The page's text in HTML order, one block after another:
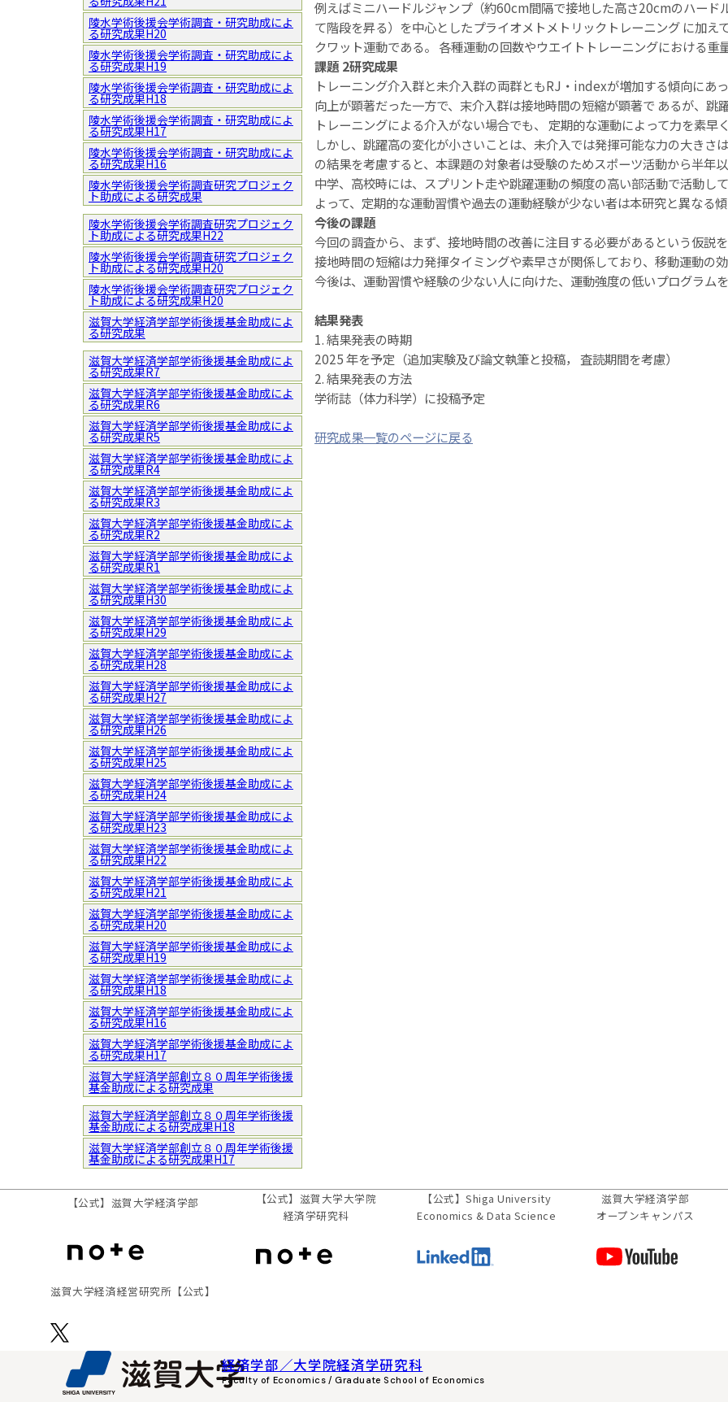
例えばミニハードルジャンプ（約60cm間隔で接地した高さ20cmのハード
て階段を昇る）を中心としたプライオメトメトリックトレーニング に加
クワット運動である。 各種運動の回数やウエイトトレーニングにおける
課題 2研究成果
トレーニング介入群と未介入群の両群ともRJ・indexが増加する傾向にあ
向上が顕著だった一方で、末介入群は接地時間の短縮が顕著で あるが、
トレーニングによる介入がない場合でも、 定期的な運動によって力を素
しかし、跳躍高の変化が小さいことは、未介入では発揮可能な力の大きさ
の結果を考慮すると、本課題の対象者は受験のためスポーツ活動から半年
中学、高校時には、スプリント走や跳躍運動の頻度の高い部活動で活動し
よって、定期的な運動習慣や過去の運動経験が少ない者は本研究と異なる
今後の課題
今回の調査から、まず、接地時間の改善に注目する必要があるという仮説
接地時間の短縮は力発揮タイミングや素早さが関係しており、移動運動の
今後は、運動習慣や経験の少ない人に向けた、運動強度の低いプログラム
結果発表
1. 結果発表の時期
2025 年を予定（追加実験及び論文執筆と投稿， 査読期間を考慮）
2. 結果発表の方法
学術誌（体力科学）に投稿予定
研究成果一覧のページに戻る
陵水学術後援会学術調査・研究助成によ
る研究成果H20
陵水学術後援会学術調査・研究助成によ
る研究成果H19
陵水学術後援会学術調査・研究助成によ
る研究成果H18
陵水学術後援会学術調査・研究助成によ
る研究成果H17
陵水学術後援会学術調査・研究助成によ
る研究成果H16
陵水学術後援会学術調査研究プロジェク
ト助成による研究成果
陵水学術後援会学術調査研究プロジェク
ト助成による研究成果H22
陵水学術後援会学術調査研究プロジェク
ト助成による研究成果H20
陵水学術後援会学術調査研究プロジェク
ト助成による研究成果H20
滋賀大学経済学部学術後援基金助成によ
る研究成果
滋賀大学経済学部学術後援基金助成によ
る研究成果R7
滋賀大学経済学部学術後援基金助成によ
る研究成果R6
滋賀大学経済学部学術後援基金助成によ
る研究成果R5
滋賀大学経済学部学術後援基金助成によ
る研究成果R4
滋賀大学経済学部学術後援基金助成によ
る研究成果R3
滋賀大学経済学部学術後援基金助成によ
る研究成果R2
滋賀大学経済学部学術後援基金助成によ
る研究成果R1
滋賀大学経済学部学術後援基金助成によ
る研究成果H30
滋賀大学経済学部学術後援基金助成によ
る研究成果H29
滋賀大学経済学部学術後援基金助成によ
る研究成果H28
滋賀大学経済学部学術後援基金助成によ
る研究成果H27
滋賀大学経済学部学術後援基金助成によ
る研究成果H26
滋賀大学経済学部学術後援基金助成によ
る研究成果H25
滋賀大学経済学部学術後援基金助成によ
る研究成果H24
滋賀大学経済学部学術後援基金助成によ
る研究成果H23
滋賀大学経済学部学術後援基金助成によ
る研究成果H22
滋賀大学経済学部学術後援基金助成によ
る研究成果H21
滋賀大学経済学部学術後援基金助成によ
る研究成果H20
滋賀大学経済学部学術後援基金助成によ
る研究成果H19
滋賀大学経済学部学術後援基金助成によ
る研究成果H18
滋賀大学経済学部学術後援基金助成によ
る研究成果H16
滋賀大学経済学部学術後援基金助成によ
る研究成果H17
滋賀大学経済学部創立８０周年学術後援
基金助成による研究成果
滋賀大学経済学部創立８０周年学術後援
基金助成による研究成果H18
滋賀大学経済学部創立８０周年学術後援
基金助成による研究成果H17
【公式】 滋賀大学経済学部
【公式】滋賀大学大学院
経済学研究科
【公式】Shiga University
Economics & Data Science
滋賀大学経済学部
オープンキャンパス
滋賀⼤学経済経営研究所 【公式】
経済学部／大学院経済学研究科
Faculty of Economics / Graduate School of Economics